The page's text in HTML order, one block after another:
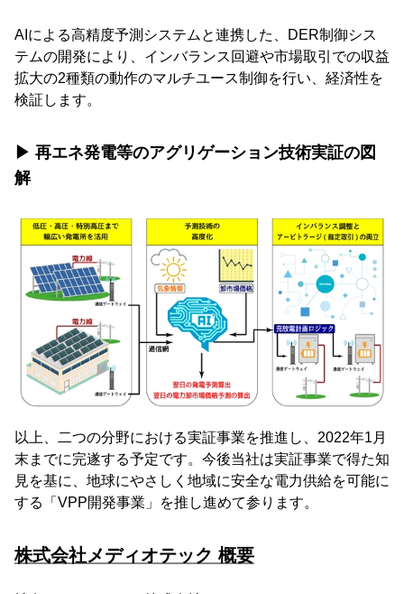
AIによる高精度予測システムと連携した、DER制御シス
テムの開発により、インバランス回避や市場取引での収益
拡大の2種類の動作のマルチユース制御を行い、経済性を
検証します。
▶ 再エネ発電等のアグリゲーション技術実証の図
解
以上、二つの分野における実証事業を推進し、2022年1月
末までに完遂する予定です。今後当社は実証事業で得た知
見を基に、地球にやさしく地域に安全な電力供給を可能に
する「VPP開発事業」を推し進めて参ります。
株式会社メディオテック 概要